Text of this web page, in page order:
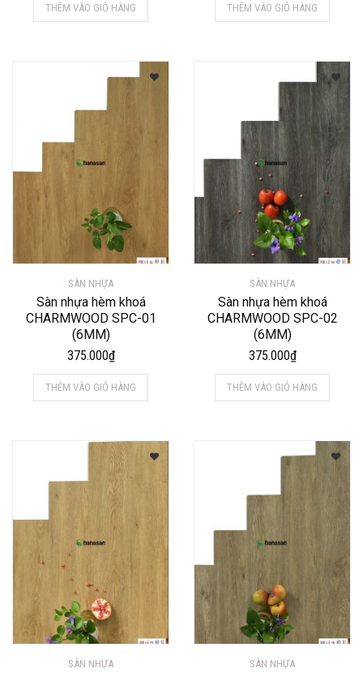
THÊM VÀO GIỎ HÀNG THÊM VÀO GIỎ HÀNG
SÀN NHỰA
Sàn nhựa hèm khoá
CHARMWOOD SPC-01
(6MM)
375.000₫
THÊM VÀO GIỎ HÀNG
SÀN NHỰA
Sàn nhựa hèm khoá
CHARMWOOD SPC-02
(6MM)
375.000₫
THÊM VÀO GIỎ HÀNG
SÀN NHỰA SÀN NHỰA